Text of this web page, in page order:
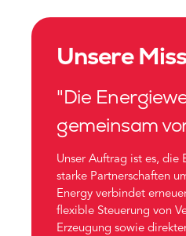
Unsere
"Die
gemeinsam
Unser Auftrag ist es, die
starke Partnerschaften
Energy verbindet
flexible Steuerung von
Erzeugung sowie